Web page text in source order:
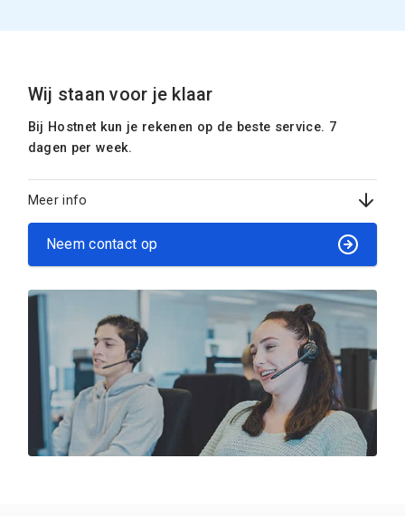
Wij staan voor je klaar
Bij Hostnet kun je rekenen op de beste service. 7
dagen per week.
Meer info
Neem contact op